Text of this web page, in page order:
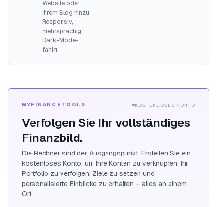
Website oder
Ihrem Blog hinzu.
Responsiv,
mehrsprachig,
Dark-Mode-
fähig.
MYFINANCETOOLS KOSTENLOSES KONTO
Verfolgen Sie Ihr vollständiges
Finanzbild.
Die Rechner sind der Ausgangspunkt. Erstellen Sie ein
kostenloses Konto, um Ihre Konten zu verknüpfen, Ihr
Portfolio zu verfolgen, Ziele zu setzen und
personalisierte Einblicke zu erhalten – alles an einem
Ort.